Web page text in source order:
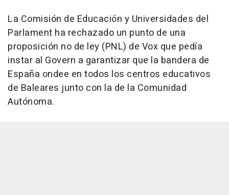
La Comisión de Educación y Universidades del
Parlament ha rechazado un punto de una
proposición no de ley (PNL) de Vox que pedía
instar al Govern a garantizar que la bandera de
España ondee en todos los centros educativos
de Baleares junto con la de la Comunidad
Autónoma.